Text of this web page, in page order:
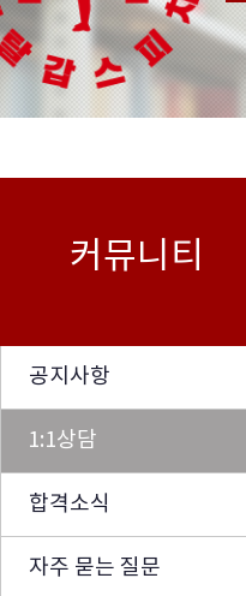
커뮤니티
공지사항
1:1상담
합격소식
자주 묻는 질문